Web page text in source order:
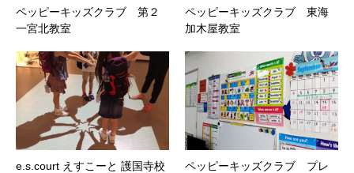
ペッピーキッズクラブ 第２
一宮北教室
ペッピーキッズクラブ 東海
加木屋教室
e.s.court えすこーと 護国寺校
ペッピーキッズクラブ プレ